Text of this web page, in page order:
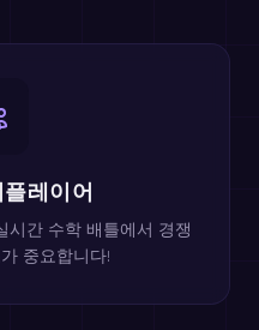
레이어
시간 수학 배틀에서 경쟁
중요합니다!